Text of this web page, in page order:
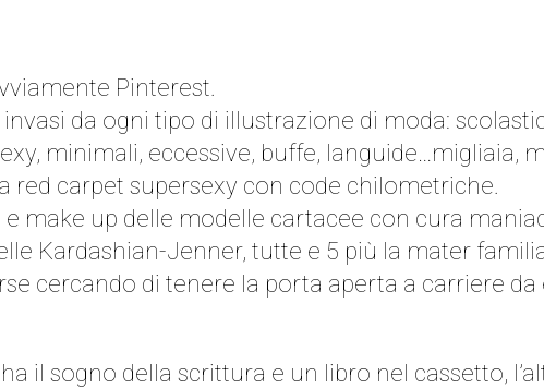
Pinterest.
da ogni tipo di illustrazione di moda:
minimali, eccessive, buffe, languide…migliaia,
red carpet supersexy con code chilometriche.
e make up delle modelle cartacee con cura
Kardashian-Jenner, tutte e 5 più la mater
cercando di tenere la porta aperta a carriere
il sogno della scrittura e un libro nel cassetto,